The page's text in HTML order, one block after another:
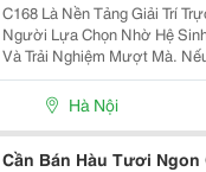
C168 Là Nền Tảng Giải Trí
Người Lựa Chọn Nhờ Hệ
Và Trải Nghiệm Mượt Mà.
Sân Chơi Chất Lượng, Đây
Hà Nội
Cần Bán Hàu Tươi Ngon